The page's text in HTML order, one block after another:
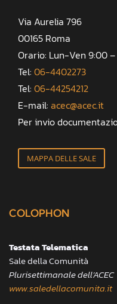
Via Aurelia 796
00165 Roma
Orario: Lun-Ven 9:00 –
Tel: 06-4402273
Tel: 06-44254212
E-mail: acec@acec.it
Per invio
MAPPA DELLE SALE
COLOPHON
Testata Telematica
Sale della Comunità
Plurisettimanale dell’ACEC
www.saledellacomunita.it